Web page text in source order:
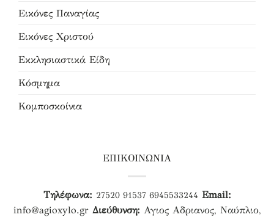
Εικόνες Παναγίας
Εικόνες Χριστού
Εκκλησιαστικά Είδη
Κόσμημα
Κομποσκοίνια
ΕΠΙΚΟΙΝΩΝΙΑ
Τηλέφωνα: 27520 91537 6945533244 Email:
info@agioxylo.gr Διεύθυνση: Αγιος Αδριανος, Ναύπλιο,